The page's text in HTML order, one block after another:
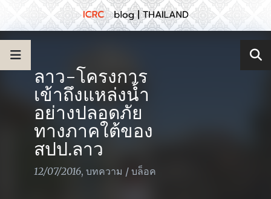
ลาว-โครงการ
เข้าถึงแหล่งน้ำ
อย่างปลอดภัย
ทางภาคใต้ของ
สปป.ลาว
12/07/2016, บทความ / บล็อค